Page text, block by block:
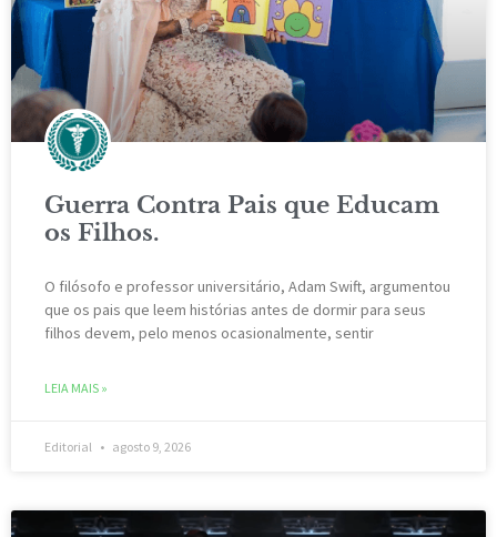
Guerra Contra Pais que Educam
os Filhos.
O filósofo e professor universitário, Adam Swift, argumentou
que os pais que leem histórias antes de dormir para seus
filhos devem, pelo menos ocasionalmente, sentir
LEIA MAIS »
Editorial agosto 9, 2026